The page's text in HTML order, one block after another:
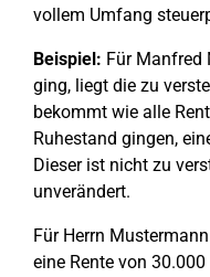
vollem Umfang
Beispiel: Für Manfred
ging, liegt die zu
bekommt wie alle
Ruhestand gingen,
Dieser ist nicht zu
unverändert.
Für Herrn
eine Rente von